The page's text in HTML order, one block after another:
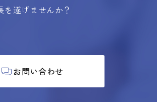
遂げませんか？
お問い合わせ